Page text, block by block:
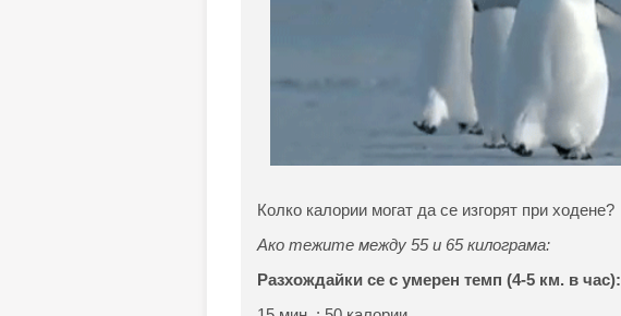
Колко калории могат да се изгорят при ходене?
Ако тежите между 55 и 65 килограма:
Разхождайки се с умерен темп (4-5 км. в час):